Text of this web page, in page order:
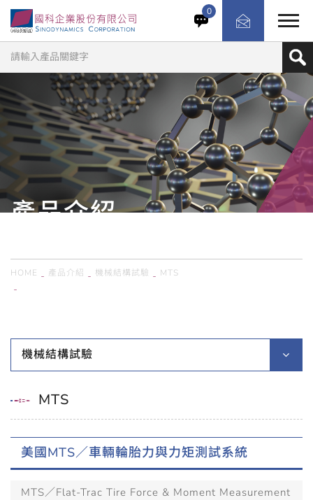
透過在平面道路模擬介面上，使輪胎於旋轉狀態下施加垂直
載重、外傾角、轉向、驅動及煞車等輸入條件，精準量測影
響車輛性能與操控表現的各項力與力矩（F&M）特性。MTS
Flat-Trac 系列為業界公認的輪胎力與力矩量測標準，提供
多種系統配置，可執行廣泛的穩態與動態測試，以滿足不同
研發與驗證需求。
0
產品介紹
HOME 產品介紹 機械結構試驗
MTS
機械結構試驗
MTS
美國MTS／車輛輪胎力與力矩測試系統
MTS／Flat-Trac Tire Force & Moment Measurement